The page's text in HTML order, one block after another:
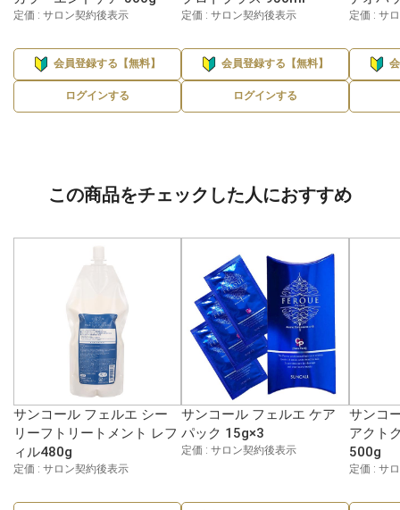
定価 : サロン契約後表示
会員登録する【無料】
ログインする
定価 : サロン契約後表示
会員登録する【無料】
ログインする
定価 : サ
この商品をチェックした人におすすめ
サンコール フェルエ シー
リーフトリートメント レフ
ィル480g
定価 : サロン契約後表示
サンコール フェルエ ケア
パック 15g×3
定価 : サロン契約後表示
サンコ
アクト
500g
定価 : サ